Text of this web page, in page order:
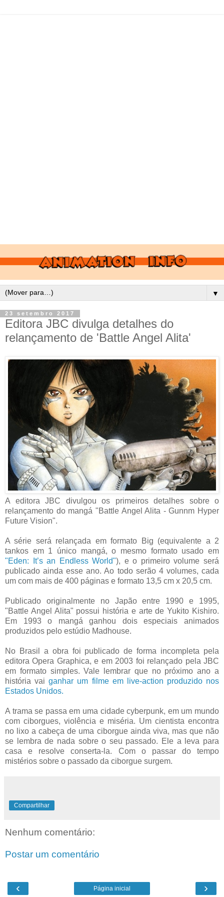
▼
23 setembro 2017
Editora JBC divulga detalhes do
relançamento de 'Battle Angel Alita'
A editora JBC divulgou os primeiros detalhes sobre o
relançamento do mangá "Battle Angel Alita - Gunnm Hyper
Future Vision".
A série será relançada em formato Big (equivalente a 2
tankos em 1 único mangá, o mesmo formato usado em
"Eden: It’s an Endless World"), e o primeiro volume será
publicado ainda esse ano. Ao todo serão 4 volumes, cada
um com mais de 400 páginas e formato 13,5 cm x 20,5 cm.
Publicado originalmente no Japão entre 1990 e 1995,
"Battle Angel Alita" possui história e arte de Yukito Kishiro.
Em 1993 o mangá ganhou dois especiais animados
produzidos pelo estúdio Madhouse.
No Brasil a obra foi publicado de forma incompleta pela
editora Opera Graphica, e em 2003 foi relançado pela JBC
em formato simples.Vale lembrar que no próximo ano a
história vaiganhar um filme em live-action produzido nos
Estados Unidos.
A trama se passa em uma cidade cyberpunk, em um mundo
com ciborgues, violência e miséria. Um cientista encontra
no lixo a cabeça de uma ciborgue ainda viva, mas que não
se lembra de nada sobre o seu passado. Ele a leva para
casa e resolve conserta-la. Com o passar do tempo
mistérios sobre o passado da ciborgue surgem.
Compartilhar
Nenhum comentário:
Postar um comentário
‹ ›
Página inicial